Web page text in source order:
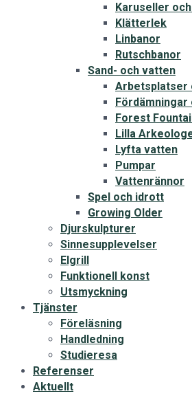
Karuseller
Klätterlek
Linbanor
Rutschbanor
Sand- och vatten
Arbetsplatser
Forest
Lilla
Lyfta vatten
Pumpar
Vattenrännor
Spel och idrott
Growing Older
Djurskulpturer
Sinnesupplevelser
Elgrill
Funktionell konst
Utsmyckning
Tjänster
Föreläsning
Handledning
Studieresa
Referenser
Aktuellt